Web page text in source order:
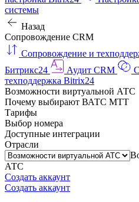
системы
Назад
Сопровождение CRM
Сопровождение и
Битрикс24
Аудит CRM
техподдержка Bitrix24
Возможности виртуальной АТС
Почему выбирают ВАТС МТТ
Тарифы
Выбор номера
Доступные интеграции
Отрасли
АТС
Создать аккаунт
Создать аккаунт